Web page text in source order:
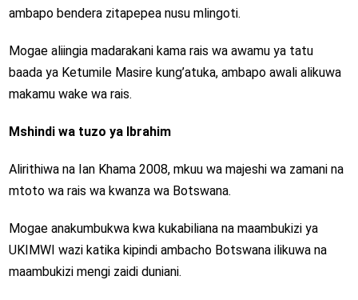
ambapo bendera zitapepea nusu mlingoti.
Mogae aliingia madarakani kama rais wa awamu ya tatu
baada ya Ketumile Masire kung’atuka, ambapo awali alikuwa
makamu wake wa rais.
Mshindi wa tuzo ya Ibrahim
Alirithiwa na Ian Khama 2008, mkuu wa majeshi wa zamani na
mtoto wa rais wa kwanza wa Botswana.
Mogae anakumbukwa kwa kukabiliana na maambukizi ya
UKIMWI wazi katika kipindi ambacho Botswana ilikuwa na
maambukizi mengi zaidi duniani.